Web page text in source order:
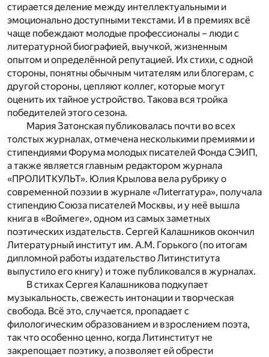
стирается деление между интеллектуальными и
эмоционально доступными текстами. И в премиях всё
чаще побеждают молодые профессионалы – люди с
литературной биографией, выучкой, жизненным
опытом и определённой репутацией. Их стихи, с одной
стороны, понятны обычным читателям или блогерам, с
другой стороны, цепляют коллег, которые могут
оценить их тайное устройство. Такова вся тройка
победителей этого сезона.
Мария Затонская публиковалась почти во всех
толстых журналах, отмечена несколькими премиями и
стипендиями Форума молодых писателей Фонда СЭИП,
а также является главным редактором журнала
«ПРОЛИТКУЛЬТ». Юлия Крылова вела рубрику о
современной поэзии в журнале «Лиterraтура», получала
стипендию Союза писателей Москвы, и у неё вышла
книга в «Воймеге», одном из самых заметных
поэтических издательств. Сергей Калашников окончил
Литературный институт им. А.М. Горького (по итогам
дипломной работы издательство Литинститута
выпустило его книгу) и тоже публиковался в журналах.
В стихах Сергея Калашникова подкупает
музыкальность, свежесть интонации и творческая
свобода. Всё это, случается, пропадает с
филологическим образованием и взрослением поэта,
так что особенно ценно, когда Литинститут не
закрепощает поэтику, а позволяет ей обрести